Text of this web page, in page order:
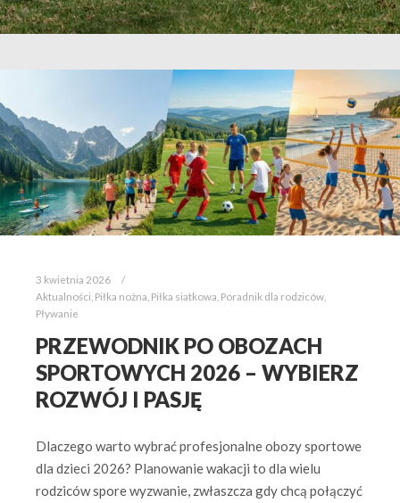
3 kwietnia 2026
Aktualności Piłka nożna Piłka siatkowa Poradnik dla rodziców
Pływanie
PRZEWODNIK PO OBOZACH
SPORTOWYCH 2026 – WYBIERZ
ROZWÓJ I PASJĘ
Dlaczego warto wybrać profesjonalne obozy sportowe
dla dzieci 2026? Planowanie wakacji to dla wielu
rodziców spore wyzwanie, zwłaszcza gdy chcą połączyć